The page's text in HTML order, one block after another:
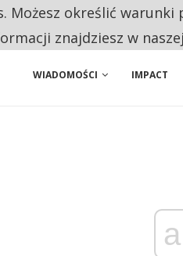
WIELU KANDYDATÓW NIE
WIADOMOŚCI IMPACT
Możesz określić
znajdziesz w